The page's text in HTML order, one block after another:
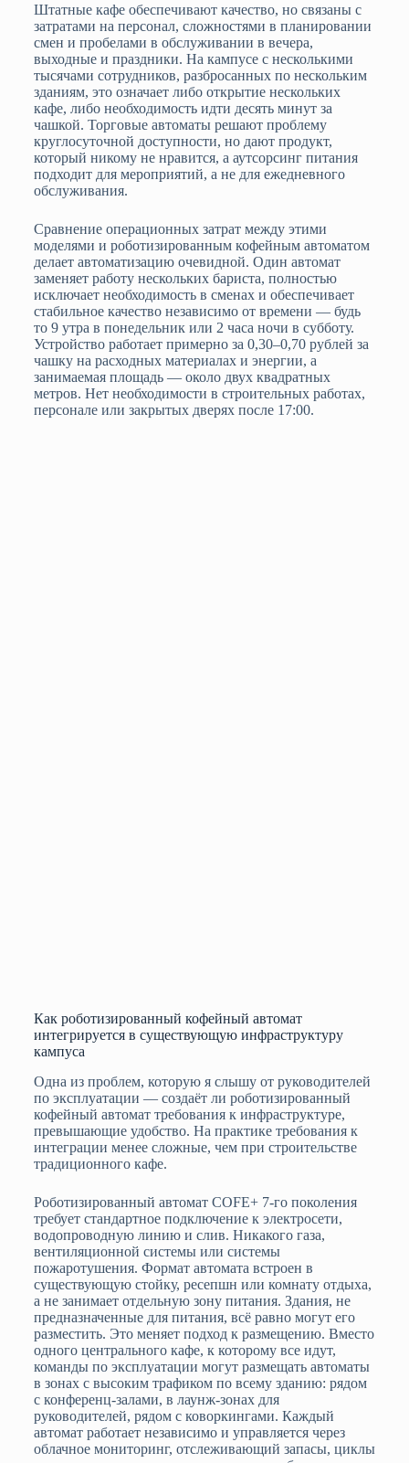
Штатные кафе обеспечивают качество, но связаны с
затратами на персонал, сложностями в планировании
смен и пробелами в обслуживании в вечера,
выходные и праздники. На кампусе с несколькими
тысячами сотрудников, разбросанных по нескольким
зданиям, это означает либо открытие нескольких
кафе, либо необходимость идти десять минут за
чашкой. Торговые автоматы решают проблему
круглосуточной доступности, но дают продукт,
который никому не нравится, а аутсорсинг питания
подходит для мероприятий, а не для ежедневного
обслуживания.
Сравнение операционных затрат между этими
моделями и роботизированным кофейным автоматом
делает автоматизацию очевидной. Один автомат
заменяет работу нескольких бариста, полностью
исключает необходимость в сменах и обеспечивает
стабильное качество независимо от времени — будь
то 9 утра в понедельник или 2 часа ночи в субботу.
Устройство работает примерно за 0,30–0,70 рублей за
чашку на расходных материалах и энергии, а
занимаемая площадь — около двух квадратных
метров. Нет необходимости в строительных работах,
персонале или закрытых дверях после 17:00.
Как роботизированный кофейный автомат
интегрируется в существующую инфраструктуру
кампуса
Одна из проблем, которую я слышу от руководителей
по эксплуатации — создаёт ли роботизированный
кофейный автомат требования к инфраструктуре,
превышающие удобство. На практике требования к
интеграции менее сложные, чем при строительстве
традиционного кафе.
Роботизированный автомат COFE+ 7-го поколения
требует стандартное подключение к электросети,
водопроводную линию и слив. Никакого газа,
вентиляционной системы или системы
пожаротушения. Формат автомата встроен в
существующую стойку, ресепшн или комнату отдыха,
а не занимает отдельную зону питания. Здания, не
предназначенные для питания, всё равно могут его
разместить. Это меняет подход к размещению. Вместо
одного центрального кафе, к которому все идут,
команды по эксплуатации могут размещать автоматы
в зонах с высоким трафиком по всему зданию: рядом
с конференц-залами, в лаунж-зонах для
руководителей, рядом с коворкингами. Каждый
автомат работает независимо и управляется через
облачное мониторинг, отслеживающий запасы, циклы